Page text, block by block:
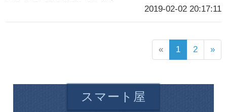
2019-02-02 20:17:11
« 1 2 »
スマート屋